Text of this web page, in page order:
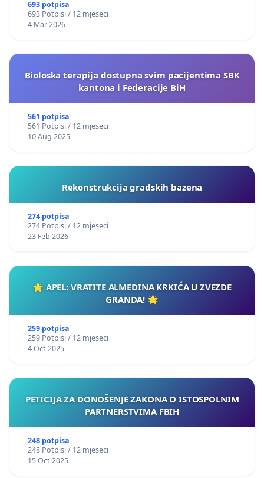
693 potpisa
693 Potpisi / 12 mjeseci
4 Mar 2026
Bioloska terapija dostupna svim pacijentima SBK
kantona i Federacije BiH
561 potpisa
561 Potpisi / 12 mjeseci
10 Aug 2025
Rekonstrukcija gradskih bazena
274 potpisa
274 Potpisi / 12 mjeseci
23 Feb 2026
🌟 APEL: VRATITE ALMEDINA KRKIĆA U ZVEZDE
GRANDA! 🌟
259 potpisa
259 Potpisi / 12 mjeseci
4 Oct 2025
PETICIJA ZA DONOŠENJE ZAKONA O ISTOSPOLNIM
PARTNERSTVIMA FBIH
248 potpisa
248 Potpisi / 12 mjeseci
15 Oct 2025